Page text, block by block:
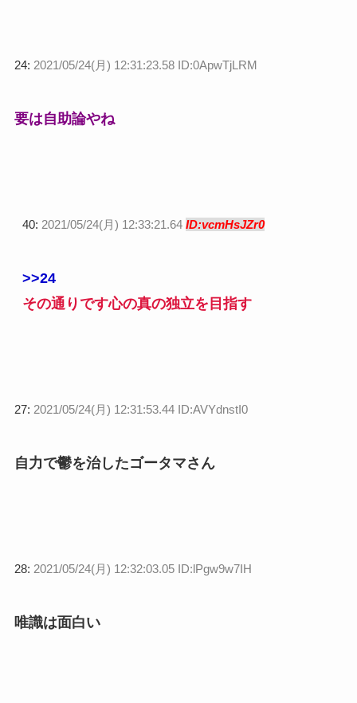
24: 2021/05/24(月) 12:31:23.58 ID:0ApwTjLRM
要は自助論やね
40: 2021/05/24(月) 12:33:21.64 ID:vcmHsJZr0
>>24
その通りです心の真の独立を目指す
27: 2021/05/24(月) 12:31:53.44 ID:AVYdnstI0
自力で鬱を治したゴータマさん
28: 2021/05/24(月) 12:32:03.05 ID:lPgw9w7IH
唯識は面白い